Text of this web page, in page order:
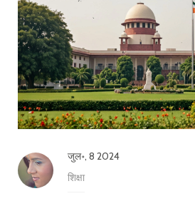
जुल॰, 8 2024
शिक्षा